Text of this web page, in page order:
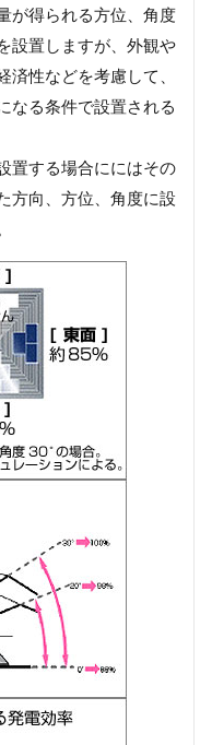
が得られる方位、角度
設置しますが、外観や
性などを考慮して、
なる条件で設置される
置する場合ににはその
方向、方位、角度に設